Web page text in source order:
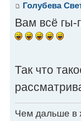
Голубева
Вам всё гы-
Так что
Чем дальше в